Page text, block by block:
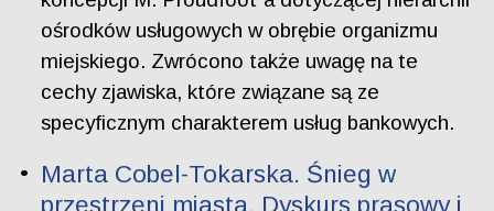
ośrodków usługowych w obrębie organizmu
miejskiego. Zwrócono także uwagę na te
cechy zjawiska, które związane są ze
specyficznym charakterem usług bankowych.
Marta Cobel-Tokarska. Śnieg w
przestrzeni miasta. Dyskurs prasowy i